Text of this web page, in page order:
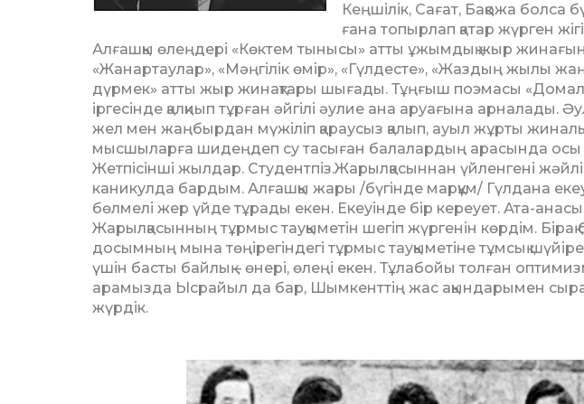
Кеңшілік, Сағат, Бақ­қожа болса
ғана топырлап қатар жүрген
Алғашқы өлеңдері «Көктем тынысы» атты ұжымдық жыр
«Жанартаулар», «Мәңгілік өмір», «Гүлдесте», «Жаздың жылы
дүрмек» атты жыр жинақтары шығады. Тұңғыш поэмасы
ірге­сінде қалқиып тұрған әйгілі әулие ана аруағына арналады.
жел мен жаңбырдан мүжіліп қараусыз қалып, ауыл жұрты
мыс­шыларға шидеңдеп су тасыған бала­лардың арасында осы
Жетпісінші жылдар. Студентпіз.Жарылқасыннан үйленгені
каникулда бардым. Алғашқы жары /бү­гінде марқұм/ Гүлдана
бөлмелі жер үйде тұрады екен. Екеуінде бір кереует. Ата-
Жарылқасынның тұр­мыс тауқыметін шегіп жүргенін көр­дім.
досымның мына төңірегіндегі тұрмыс тауқыметіне тұмсық
үшін басты бай­лық – өнері, өлеңі екен. Тұлабойы толған
арамызда Ысрайыл да бар, Шымкенттің жас ақын­да­рымен
жүрдік.